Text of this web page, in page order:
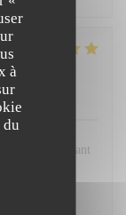
à
du
/ Prix
restaurant
and great